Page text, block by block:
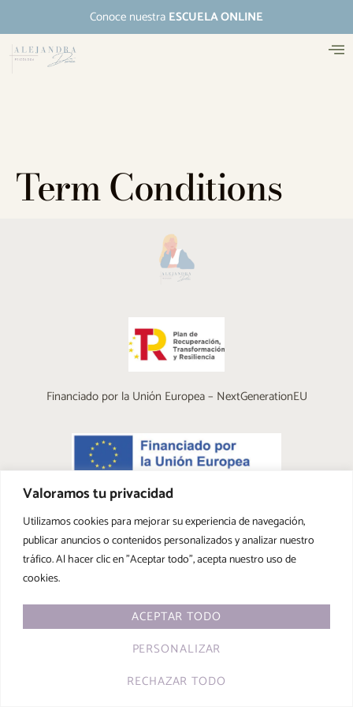
Valoramos tu privacidad
Utilizamos cookies para mejorar su experiencia de navegación,
publicar anuncios o contenidos personalizados y analizar nuestro
tráfico. Al hacer clic en "Aceptar todo", acepta nuestro uso de
cookies.
PERSONALIZAR
RECHAZAR TODO
ACEPTAR TODO
Conoce nuestra ESCUELA ONLINE
Term Conditions
Financiado por la Unión Europea – NextGenerationEU